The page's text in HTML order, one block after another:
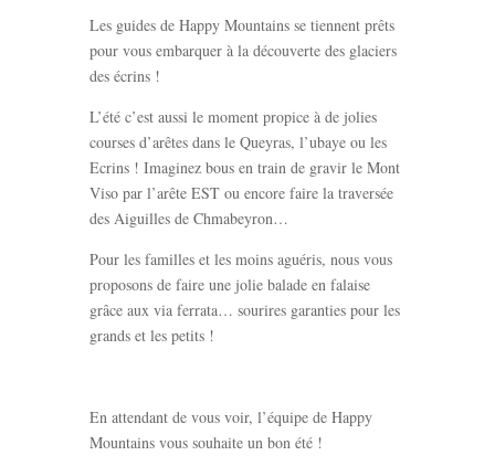
Les guides de Happy Mountains se tiennent prêts
pour vous embarquer à la découverte des glaciers
des écrins !
L’été c’est aussi le moment propice à de jolies
courses d’arêtes dans le Queyras, l’ubaye ou les
Ecrins ! Imaginez bous en train de gravir le Mont
Viso par l’arête EST ou encore faire la traversée
des Aiguilles de Chmabeyron…
Pour les familles et les moins aguéris, nous vous
proposons de faire une jolie balade en falaise
grâce aux via ferrata… sourires garanties pour les
grands et les petits !
En attendant de vous voir, l’équipe de Happy
Mountains vous souhaite un bon été !